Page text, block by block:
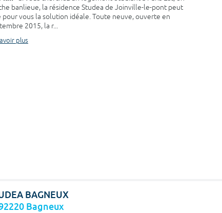
banlieue, la résidence Studea de Joinville-le-pont peut
pour vous la solution idéale. Toute neuve, ouverte en
2015, la r...
plus
BAGNEUX
Bagneux